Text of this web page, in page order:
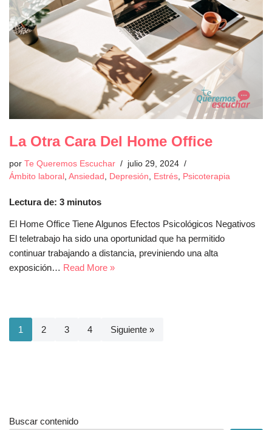
La Otra Cara Del Home Office
por Te Queremos Escuchar
julio 29, 2024
Ámbito laboral , Ansiedad , Depresión, Estrés, Psicoterapia
Lectura de: 3 minutos
El Home Office Tiene Algunos Efectos Psicológicos Negativos
El teletrabajo ha sido una oportunidad que ha permitido
continuar trabajando a distancia, previniendo una alta
exposición… Read More »
1 2 3 4 Siguiente »
Buscar contenido